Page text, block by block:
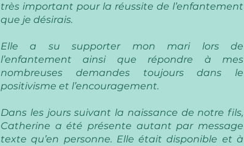
très important pour la réussite de l’enfantement
que je désirais.
Elle a su supporter mon mari lors de
l’enfantement ainsi que répondre à mes
nombreuses demandes toujours dans le
positivisme et l’encouragement.
Dans les jours suivant la naissance de notre fils,
Catherine a été présente autant par message
texte qu’en personne. Elle était disponible et à